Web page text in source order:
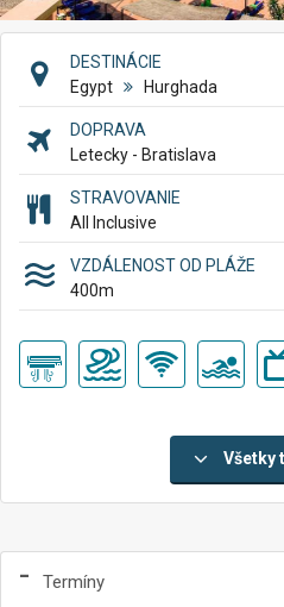
DESTINÁCIE
Egypt
Hurghada
DOPRAVA
Letecky - Bratislava
STRAVOVANIE
All Inclusive
VZDÁLENOST OD PLÁŽE
400m
Všetky
Termíny